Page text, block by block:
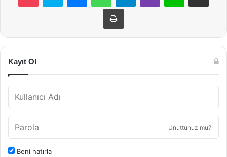
Yazdır
Kayıt Ol
Unuttunuz mu?
Beni hatırla